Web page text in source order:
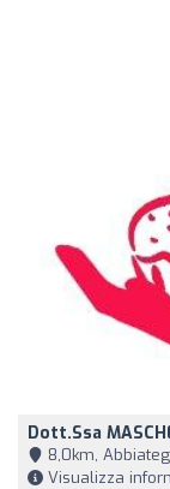
Dott.ssa
8,0km,
Visualizza